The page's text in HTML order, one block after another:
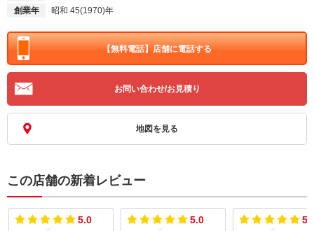
創業年
昭和 45(1970)年
【無料電話】店舗に電話する
お問い合わせ/お見積り
地図を見る
この店舗の新着レビュー
5.0 5.0